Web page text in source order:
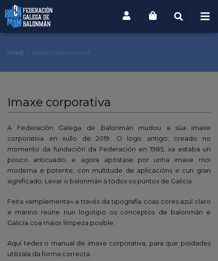
HOME IMAXE CORPORATIVA
Imaxe corporativa
A Federación Galega de Balonmán mudou a súa imaxe
corporativa en xullo de 2019. O logo antigo, creado no
momento da fundación da Federación en 1985, xa estaba un
pouco anticuado, e agora apóstase por unha imaxe moi
moderna e potente, con multitude de aplicacións e cun gran
significado: Levar o balonmán a todos os puntos de Galicia.
Feita «simplemente» a través da tipografía coas cores azul claro
e marino reúne nun logotipo os conceptos de balonmán e
Galicia coa maior limpeza posible.
Aquí tedes o manual de imaxe corporativa, para que poidades
utilizala da forma correcta.